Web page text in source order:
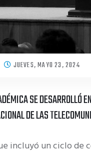
JUEVES, MAYO 23, 2024
SE DESARROLLÓ
DE LAS
incluyó un ciclo de